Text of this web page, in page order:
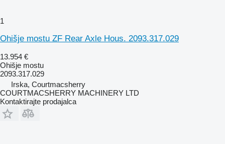
1
Ohišje mostu ZF Rear Axle Hous. 2093.317.029
13.954 €
Ohišje mostu
2093.317.029
Irska, Courtmacsherry
COURTMACSHERRY MACHINERY LTD
Kontaktirajte prodajalca